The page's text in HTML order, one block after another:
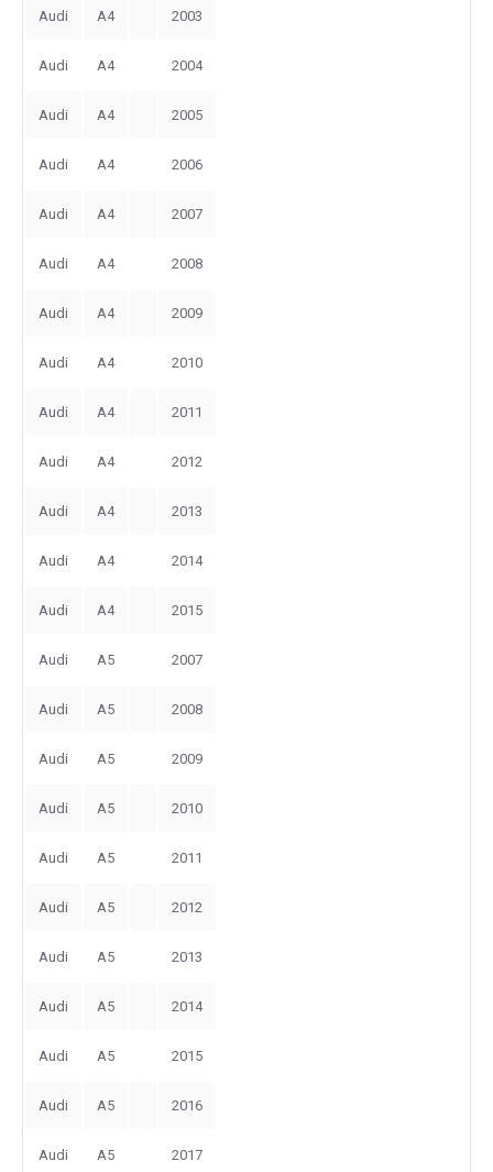
Audi A4 2003
Audi A4 2004
Audi A4 2005
Audi A4 2006
Audi A4 2007
Audi A4 2008
Audi A4 2009
Audi A4 2010
Audi A4 2011
Audi A4 2012
Audi A4 2013
Audi A4 2014
Audi A4 2015
Audi A5 2007
Audi A5 2008
Audi A5 2009
Audi A5 2010
Audi A5 2011
Audi A5 2012
Audi A5 2013
Audi A5 2014
Audi A5 2015
Audi A5 2016
Audi A5 2017